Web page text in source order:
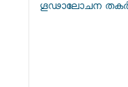
ഗൂഢാലോചന